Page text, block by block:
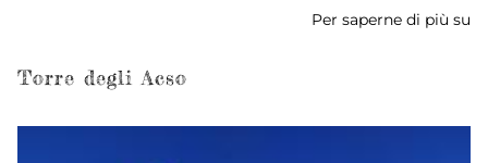
Per saperne di più su
Torre degli Acso